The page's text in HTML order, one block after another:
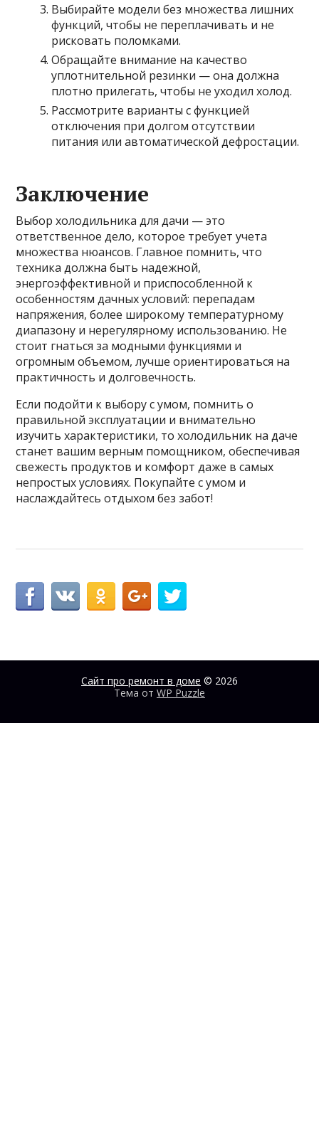
Выбирайте модели без множества лишних
функций, чтобы не переплачивать и не
рисковать поломками.
Обращайте внимание на качество
уплотнительной резинки — она должна
плотно прилегать, чтобы не уходил холод.
Рассмотрите варианты с функцией
отключения при долгом отсутствии
питания или автоматической дефростации.
Заключение
Выбор холодильника для дачи — это
ответственное дело, которое требует учета
множества нюансов. Главное помнить, что
техника должна быть надежной,
энергоэффективной и приспособленной к
особенностям дачных условий: перепадам
напряжения, более широкому температурному
диапазону и нерегулярному использованию. Не
стоит гнаться за модными функциями и
огромным объемом, лучше ориентироваться на
практичность и долговечность.
Если подойти к выбору с умом, помнить о
правильной эксплуатации и внимательно
изучить характеристики, то холодильник на даче
станет вашим верным помощником, обеспечивая
свежесть продуктов и комфорт даже в самых
непростых условиях. Покупайте с умом и
наслаждайтесь отдыхом без забот!
Сайт про ремонт в доме © 2026
Тема от WP Puzzle